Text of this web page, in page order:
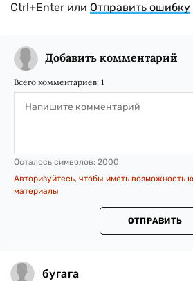
Ctrl+Enter или Отправить ошибку
Добавить комментарий
Всего комментариев: 1
Осталось символов: 2000
Авторизуйтесь, чтобы иметь возможность
материалы
ОТПРАВИТЬ
бугага